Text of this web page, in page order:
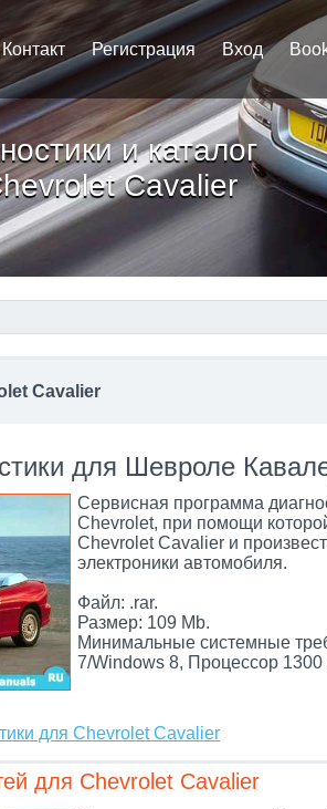
Контакт Регистрация Вход
и каталог
Cavalier
Cavalier
для Шевроле
Сервисная программа
Chevrolet, при помощи
Chevrolet Cavalier и
электроники автомобиля.
Файл: .rar.
Размер: 109 Mb.
Минимальные системные
7/Windows 8, Процессор 1300
для Chevrolet Cavalier
для Chevrolet Cavalier